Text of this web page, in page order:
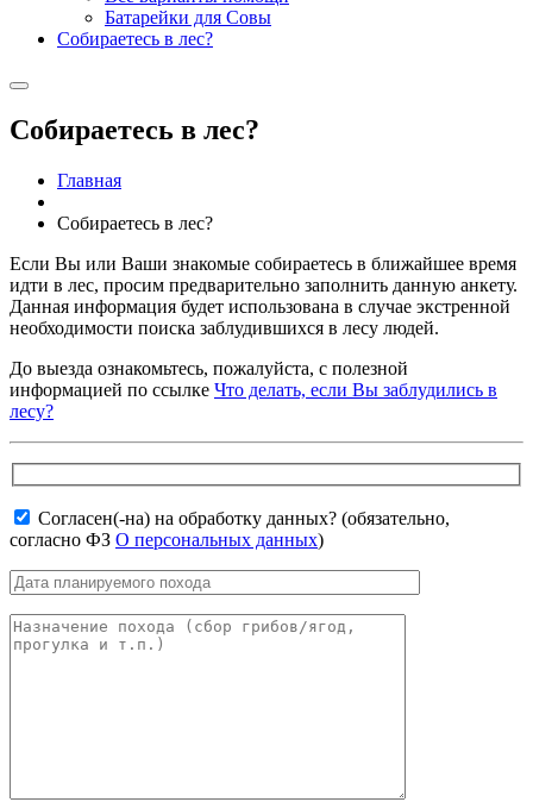
Батарейки для Совы
Собираетесь в лес?
Собираетесь в лес?
Главная
Собираетесь в лес?
Если Вы или Ваши знакомые собираетесь в ближайшее время
идти в лес, просим предварительно заполнить данную анкету.
Данная информация будет использована в случае экстренной
необходимости поиска заблудившихся в лесу людей.
До выезда ознакомьтесь, пожалуйста, с полезной
информацией по ссылке Что делать, если Вы заблудились в
лесу?
Согласен(-на) на обработку данных? (обязательно,
согласно ФЗ О персональных данных)